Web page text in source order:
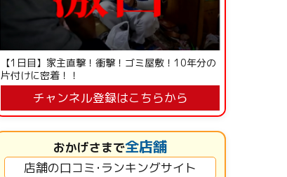
【1日目】家主直撃！衝撃！ゴミ屋敷！10年分の
片付けに密着！！
チャンネル登録はこちらから
おかげさまで全店舗
店舗の口コミ･ランキングサイト